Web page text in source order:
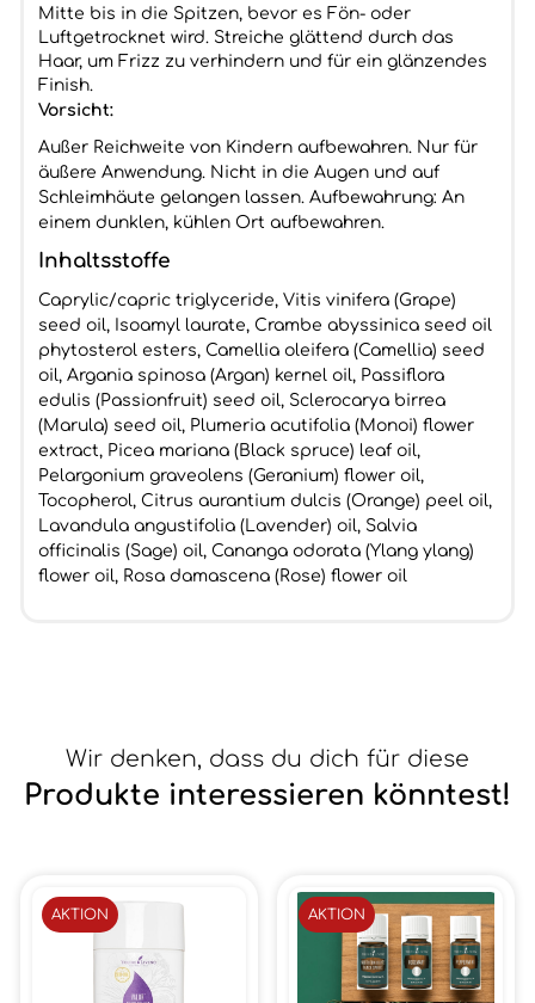
Mitte bis in die Spitzen, bevor es Fön- oder
Luftgetrocknet wird. Streiche glättend durch das
Haar, um Frizz zu verhindern und für ein glänzendes
Finish.
Vorsicht:
Außer Reichweite von Kindern aufbewahren. Nur für
äußere Anwendung. Nicht in die Augen und auf
Schleimhäute gelangen lassen. Aufbewahrung: An
einem dunklen, kühlen Ort aufbewahren.
Inhaltsstoffe
Caprylic/capric triglyceride, Vitis vinifera (Grape)
seed oil, Isoamyl laurate, Crambe abyssinica seed oil
phytosterol esters, Camellia oleifera (Camellia) seed
oil, Argania spinosa (Argan) kernel oil, Passiflora
edulis (Passionfruit) seed oil, Sclerocarya birrea
(Marula) seed oil, Plumeria acutifolia (Monoi) flower
extract, Picea mariana (Black spruce) leaf oil,
Pelargonium graveolens (Geranium) flower oil,
Tocopherol, Citrus aurantium dulcis (Orange) peel oil,
Lavandula angustifolia (Lavender) oil, Salvia
officinalis (Sage) oil, Cananga odorata (Ylang ylang)
flower oil, Rosa damascena (Rose) flower oil
Wir denken, dass du dich für diese
Produkte interessieren könntest!
AKTION AKTION